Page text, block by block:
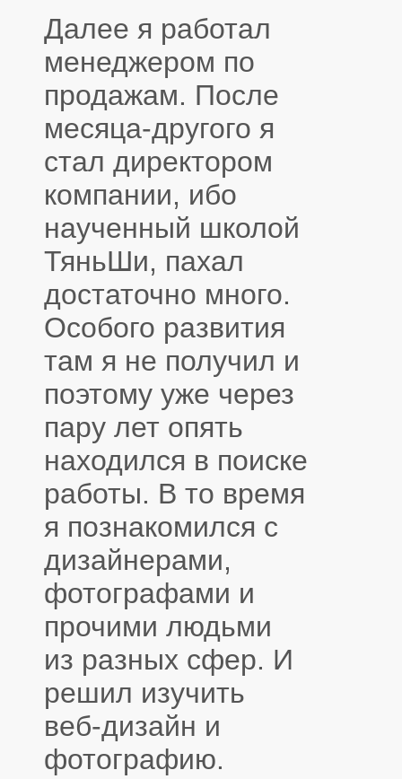
Далее я работал
менеджером по
продажам. После
месяца-другого я
стал директором
компании, ибо
наученный школой
ТяньШи, пахал
достаточно много.
Особого развития
там я не получил и
поэтому уже через
пару лет опять
находился в поиске
работы. В то время
я познакомился с
дизайнерами,
фотографами и
прочими людьми
из разных сфер. И
решил изучить
веб-дизайн и
фотографию.